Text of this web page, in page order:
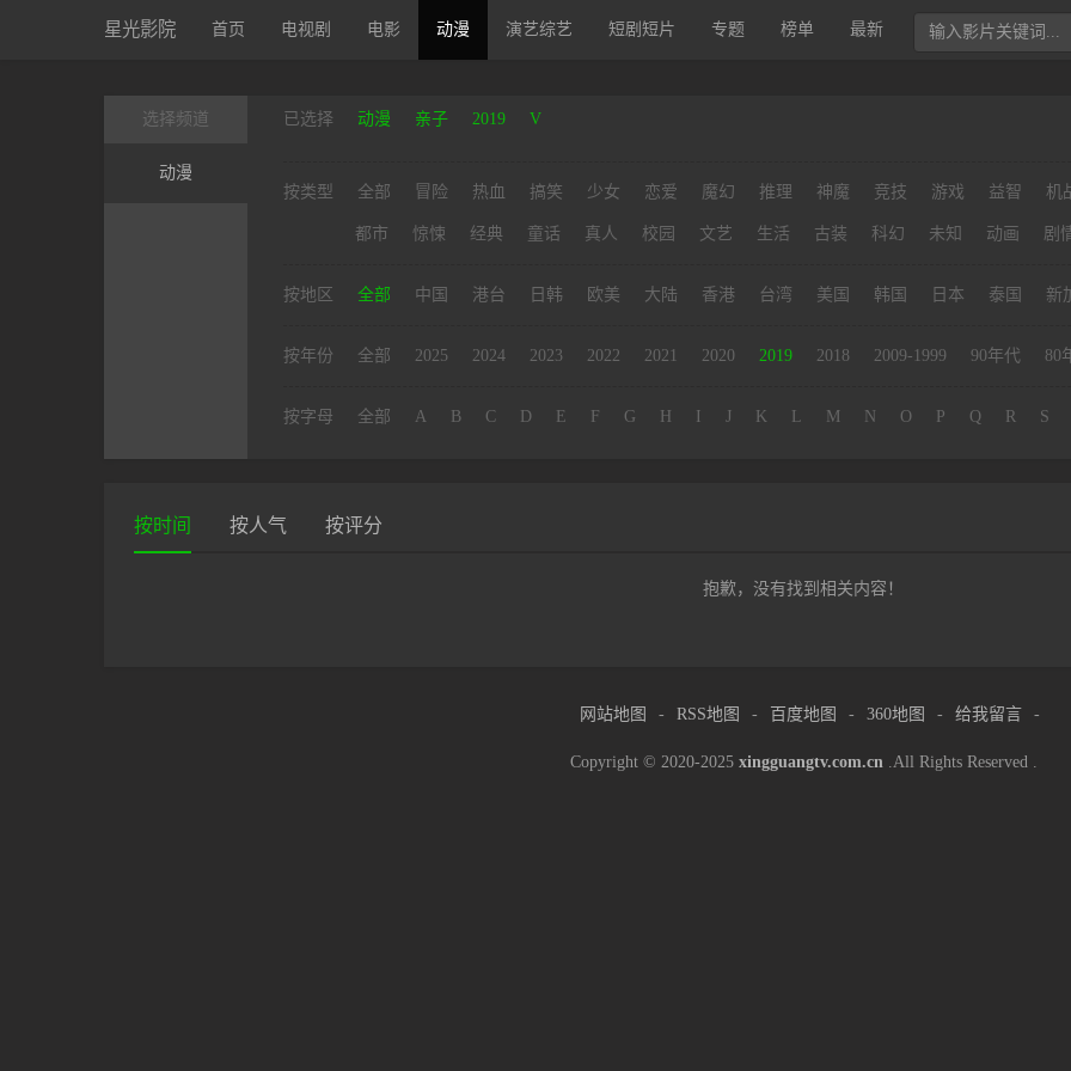
星光影院 首页 电视剧 电影 动漫 演艺综艺 短剧短片 专题 榜单 最新
选择频道
动漫
已选择 动漫 亲子 2019 V
按类型 全部 冒险 热血 搞笑 少女 恋爱 魔幻 推理 神魔 竞技 游戏 益智 机
都市 惊悚 经典 童话 真人 校园 文艺 生活 古装 科幻 未知 动画 剧
按地区 全部 中国 港台 日韩 欧美 大陆 香港 台湾 美国 韩国 日本 泰国 新
按年份 全部 2025 2024 2023 2022 2021 2020 2019 2018 2009-1999 90年代 80
按字母 全部 A B C D E F G H I J K L M N O P Q R S
按时间 按人气 按评分
抱歉，没有找到相关内容！
网站地图 - RSS地图 - 百度地图 - 360地图 - 给我留言 -
Copyright © 2020-2025 xingguangtv.com.cn.All Rights Reserved .